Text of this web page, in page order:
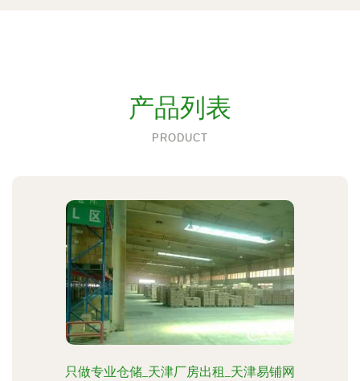
产品列表
PRODUCT
只做专业仓储_天津厂房出租_天津易铺网